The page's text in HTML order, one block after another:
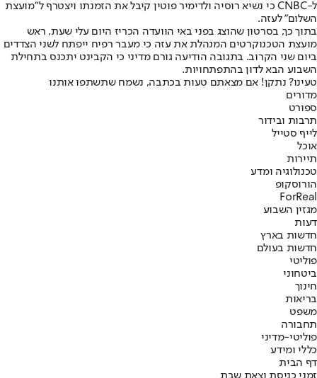
ל-CNBC כי נשיא רוסיה ולדימיר פוטין קיבל את הזמנתו ויצטרף ל"מועצת
השלום" לעזה.
בתוך כך, בסרטון שהוצג בפני באי הוועדה הכריז היום עלי שעת, ראש
מועצת הטכנוקרטים המנהלת את עזה כי מעבר רפיח ייפתח לשני הצדדים
ביום שני הקרוב. בתגובה הודיעה גורם מדיני כי הקבינט יתכנס בתחילת
השבוע הבא לדון בהתפתחויות.
טעינו? נתקן! אם מצאתם טעות בכתבה, נשמח שתשתפו אותנו
מדורים
ספורט
תרבות ובידור
לייף סטייל
אוכל
תיירות
טכנולוגיה ומדע
הורוסקופ
ForReal
מגזין השבוע
דעות
חדשות בארץ
חדשות בעולם
פוליטי
ביטחוני
חינוך
בריאות
משפט
תחבורה
פוליטי-מדיני
כללי ומידע
דף הבית